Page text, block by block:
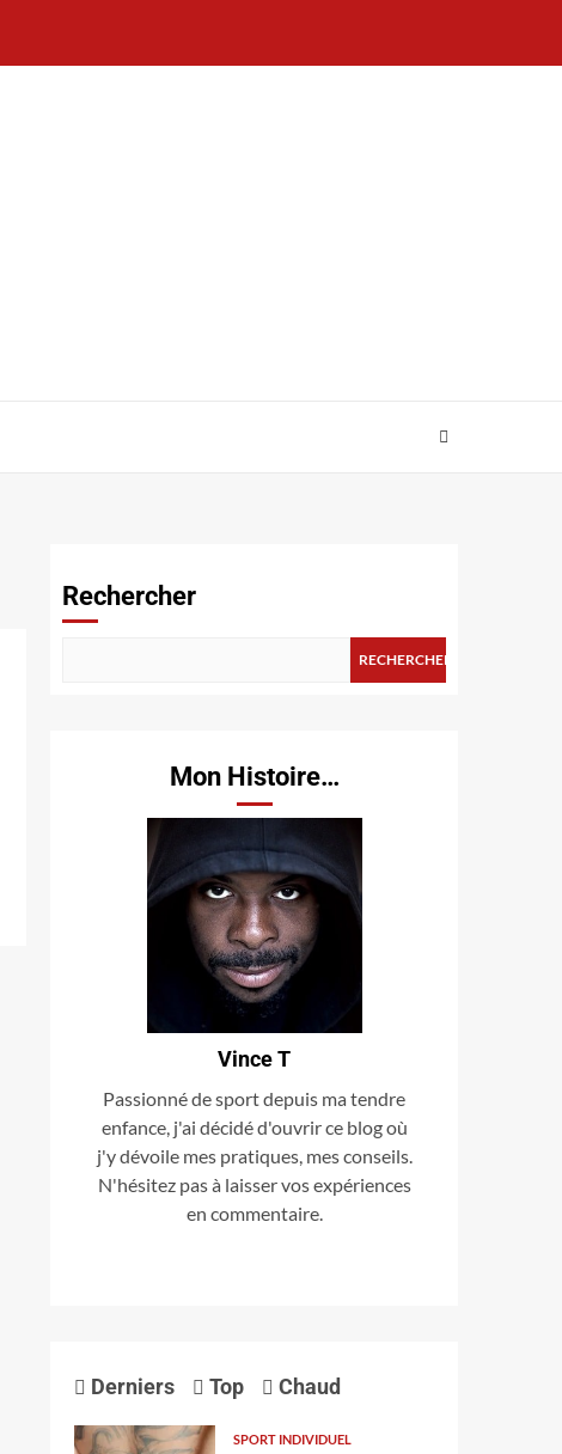
Rechercher
RECHERCHER
Mon Histoire…
Vince T
Passionné de sport depuis ma tendre
enfance, j'ai décidé d'ouvrir ce blog où
j'y dévoile mes pratiques, mes conseils.
N'hésitez pas à laisser vos expériences
en commentaire.
Derniers Top Chaud
SPORT INDIVIDUEL